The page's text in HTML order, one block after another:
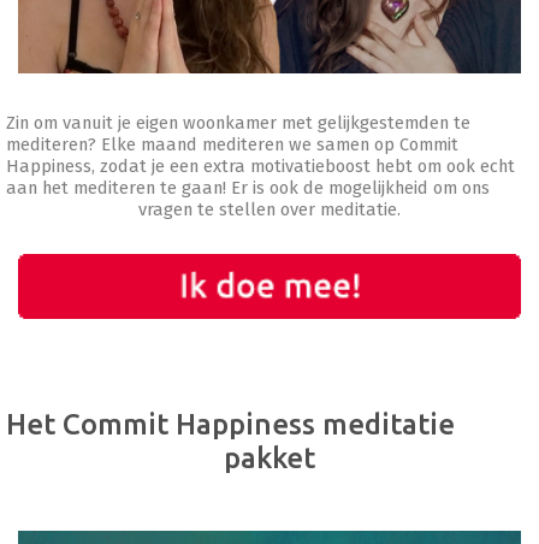
Zin om vanuit je eigen woonkamer met gelijkgestemden te
mediteren? Elke maand mediteren we samen op Commit
Happiness, zodat je een extra motivatieboost hebt om ook echt
aan het mediteren te gaan! Er is ook de mogelijkheid om ons
vragen te stellen over meditatie.
Het Commit Happiness meditatie
pakket